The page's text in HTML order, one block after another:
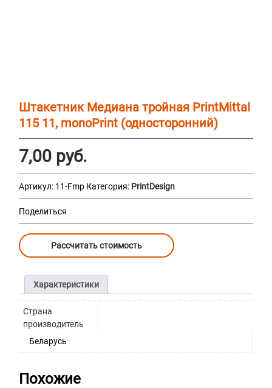
Штакетник Медиана тройная PrintMittal
115 11, monoPrint (односторонний)
7,00 руб.
Артикул: 11-Fmp Категория: PrintDesign
Поделиться
Рассчитать стоимость
Характеристики
Страна
производитель
Беларусь
Похожие